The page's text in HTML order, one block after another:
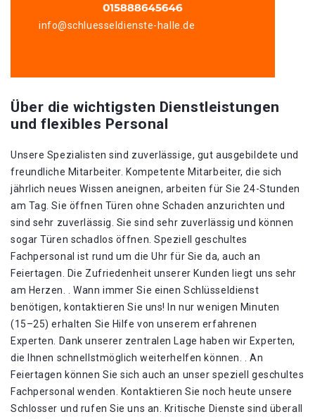
info@schluesseldienste-halle.de
Über die wichtigsten Dienstleistungen
und flexibles Personal
Unsere Spezialisten sind zuverlässige, gut ausgebildete und
freundliche Mitarbeiter. Kompetente Mitarbeiter, die sich
jährlich neues Wissen aneignen, arbeiten für Sie 24-Stunden
am Tag. Sie öffnen Türen ohne Schaden anzurichten und
sind sehr zuverlässig. Sie sind sehr zuverlässig und können
sogar Türen schadlos öffnen. Speziell geschultes
Fachpersonal ist rund um die Uhr für Sie da, auch an
Feiertagen. Die Zufriedenheit unserer Kunden liegt uns sehr
am Herzen. . Wann immer Sie einen Schlüsseldienst
benötigen, kontaktieren Sie uns! In nur wenigen Minuten
(15–25) erhalten Sie Hilfe von unserem erfahrenen
Experten. Dank unserer zentralen Lage haben wir Experten,
die Ihnen schnellstmöglich weiterhelfen können. . An
Feiertagen können Sie sich auch an unser speziell geschultes
Fachpersonal wenden. Kontaktieren Sie noch heute unsere
Schlosser und rufen Sie uns an. Kritische Dienste sind überall